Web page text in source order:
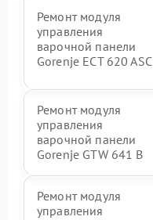
Ремонт модуля
управления
варочной панели
Gorenje ECT 620 ASC
Ремонт модуля
управления
варочной панели
Gorenje GTW 641 B
Ремонт модуля
управления